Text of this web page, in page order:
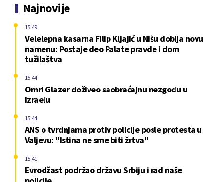
Najnovije
Velelepna kasarna Filip Kljajić u NIšu dobija novu
namenu: Postaje deo Palate pravde i dom
tužilaštva
15:49
Omri Glazer doživeo saobraćajnu nezgodu u
Izraelu
15:44
ANS o tvrdnjama protiv policije posle protesta u
Valjevu: "Istina ne sme biti žrtva"
15:44
Evrodžast podržao državu Srbiju i rad naše
15:41